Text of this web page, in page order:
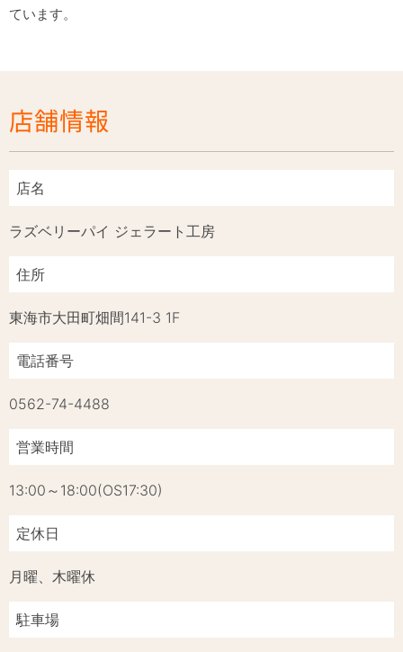
店舗情報
店名
ラズベリーパイ ジェラート工房
住所
東海市大田町畑間141-3 1F
電話番号
0562-74-4488
営業時間
13:00～18:00(OS17:30)
定休日
月曜、木曜休
駐車場